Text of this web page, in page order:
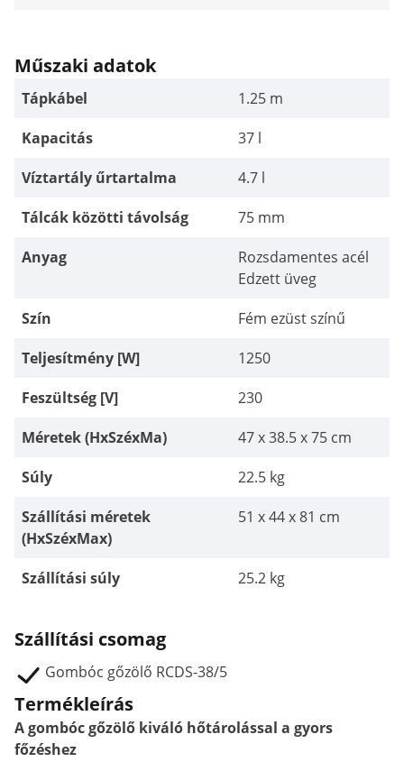
Műszaki adatok
Tápkábel
1.25 m
Kapacitás
37 l
Víztartály űrtartalma
4.7 l
Tálcák közötti távolság
75 mm
Anyag
Rozsdamentes acél
Edzett üveg
Szín
Fém ezüst színű
Teljesítmény [W]
1250
Feszültség [V]
230
Méretek (HxSzéxMa)
47 x 38.5 x 75 cm
Súly
22.5 kg
Szállítási méretek
(HxSzéxMax)
51 x 44 x 81 cm
Szállítási súly 25.2 kg
Szállítási csomag
Gombóc gőzölő RCDS-38/5
Termékleírás
A gombóc gőzölő kiváló hőtárolással a gyors
főzéshez